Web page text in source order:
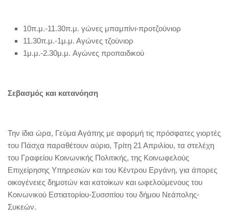
10π.μ.-11.30π.μ. γώνες μπαμπίνι-προτζούνιορ
11.30π.μ.-1μ.μ. Αγώνες τζούνιορ
1μ.μ.-2.30μ.μ. Αγώνες προπαιδικού
Σεβασμός και κατανόηση
Την ίδια ώρα, Γεύμα Αγάπης με αφορμή τις πρόσφατες γιορτές
του Πάσχα παραθέτουν αύριο, Τρίτη 21 Απριλίου, τα στελέχη
του Γραφείου Κοινωνικής Πολιτικής, της Κοινωφελούς
Επιχείρησης Υπηρεσιών και του Κέντρου Εργάνη, για άπορες
οικογένειες δημοτών και κατοίκων και ωφελούμενους του
Κοινωνικού Εστιατορίου-Συσσιτίου του δήμου Νεάπολης-
Συκεών.